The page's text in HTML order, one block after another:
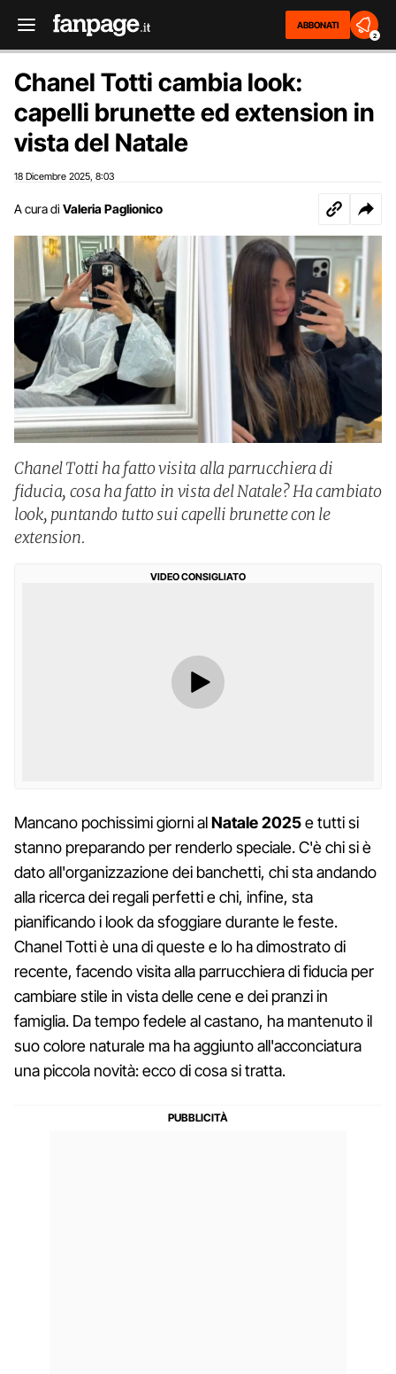
ABBONATI
2
Chanel Totti cambia look:
capelli brunette ed extension in
vista del Natale
18 Dicembre 2025 8:03
A cura di Valeria Paglionico
Chanel Totti ha fatto visita alla parrucchiera di
fiducia, cosa ha fatto in vista del Natale? Ha cambiato
look, puntando tutto sui capelli brunette con le
extension.
VIDEO CONSIGLIATO
Mancano pochissimi giorni alNatale 2025e tutti si
stanno preparando per renderlo speciale. C'è chi si è
dato all'organizzazione dei banchetti, chi sta andando
alla ricerca dei regali perfetti e chi, infine, sta
pianificando i look da sfoggiare durante le feste.
Chanel Totti è una di queste e lo ha dimostrato di
recente, facendo visita alla parrucchiera di fiducia per
cambiare stile in vista delle cene e dei pranzi in
famiglia. Da tempo fedele al castano, ha mantenuto il
suo colore naturale ma ha aggiunto all'acconciatura
una piccola novità: ecco di cosa si tratta.